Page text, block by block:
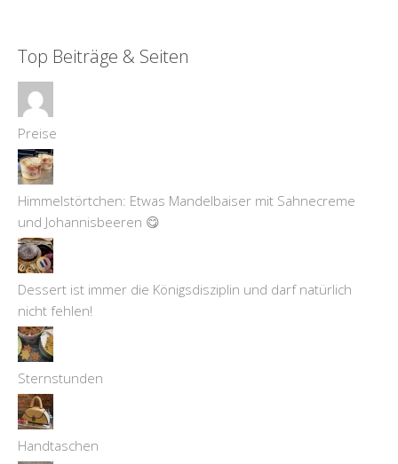
Top Beiträge & Seiten
Preise
Himmelstörtchen: Etwas Mandelbaiser mit Sahnecreme
und Johannisbeeren 😋
Dessert ist immer die Königsdisziplin und darf natürlich
nicht fehlen!
Sternstunden
Handtaschen